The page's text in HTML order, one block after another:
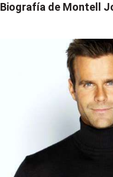
Biografía de Montell